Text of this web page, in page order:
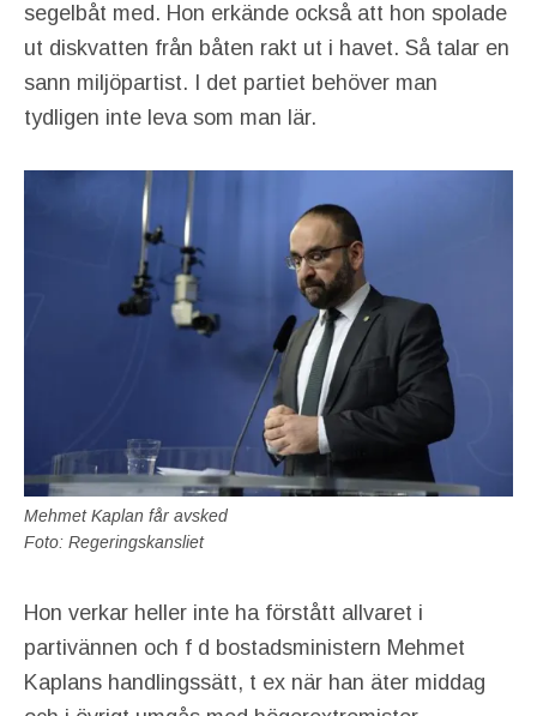
segelbåt med. Hon erkände också att hon spolade
ut diskvatten från båten rakt ut i havet. Så talar en
sann miljöpartist. I det partiet behöver man
tydligen inte leva som man lär.
Mehmet Kaplan får avsked
Foto: Regeringskansliet
Hon verkar heller inte ha förstått allvaret i
partivännen och f d bostadsministern Mehmet
Kaplans handlingssätt, t ex när han äter middag